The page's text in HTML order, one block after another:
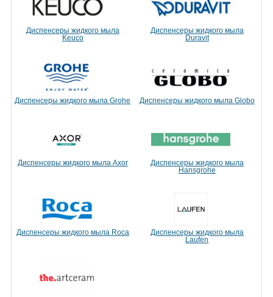
Диспенсеры жидкого мыла
Keuco
Диспенсеры жидкого мыла
Duravit
Диспенсеры жидкого мыла Grohe Диспенсеры жидкого мыла Globo
Диспенсеры жидкого мыла Axor
Диспенсеры жидкого мыла
Hansgrohe
Диспенсеры жидкого мыла Roca
Диспенсеры жидкого мыла
Laufen